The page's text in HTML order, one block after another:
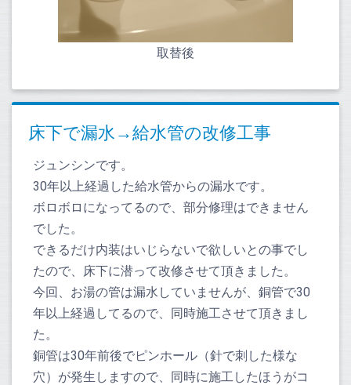
取替後
床下で漏水→給水管の改修工事
ジュンシンです。
30年以上経過した給水管からの漏水です。
ボロボロになってるので、部分修理はできません
でした。
できるだけ内装はいじらないで欲しいとの事でし
たので、床下に潜って改修させて頂きました。
今回、お湯の管は漏水していませんが、銅管で30
年以上経過してるので、同時施工させて頂きまし
た。
銅管は30年前後でピンホール（針で刺した様な
穴）が発生しますので、同時に施工したほうがコ